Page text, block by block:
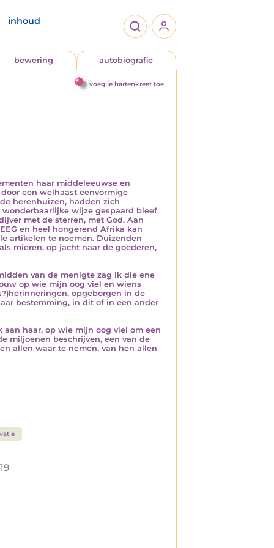
inhoud
bewering autobiografie
voeg je hartenkreet toe
haar middeleeuwse en
een welhaast eenvormige
herenhuizen, hadden zich
wijze gespaard bleef
met de sterren, met God. Aan
en heel hongerend Afrika kan
artikelen te noemen. Duizenden
mieren, op jacht naar de goederen,
van de menigte zag ik die ene
op wie mijn oog viel en wiens
opgeborgen in de
bestemming, in dit of in een ander
haar, op wie mijn oog viel om een
miljoenen beschrijven, een van de
allen waar te nemen, van hen allen